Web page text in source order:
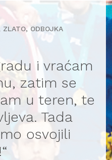
ODBOJKA
i vraćam
zatim se
u teren, te
Tada
osvojili